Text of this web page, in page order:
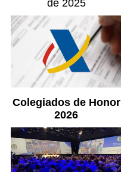
de 2025
Colegiados de Honor
2026